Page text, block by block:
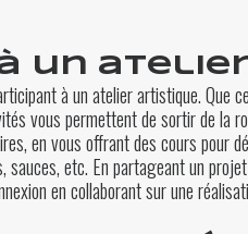
à un
à un atelier artistique. Que
vous permettent de sortir de la
, en vous offrant des cours pour
etc. En partageant un
en collaborant sur une